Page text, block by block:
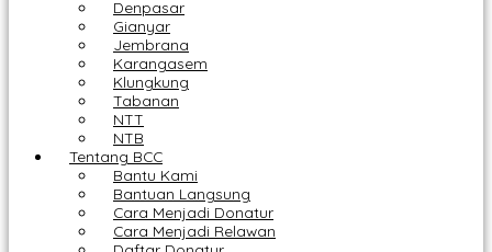
Denpasar
Gianyar
Jembrana
Karangasem
Klungkung
Tabanan
NTT
NTB
Tentang BCC
Bantu Kami
Bantuan Langsung
Cara Menjadi Donatur
Cara Menjadi Relawan